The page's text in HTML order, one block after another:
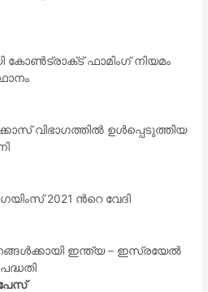
ഫാമിംഗ് നിയമം
വിഭാഗത്തിൽ ഉൾപ്പെടുത്തിയ
2021 ൻറെ വേദി
ഇന്ത്യ – ഇസ്രയേൽ